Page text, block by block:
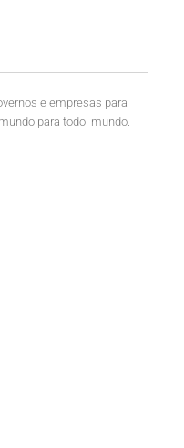
e empresas para
para todo mundo.